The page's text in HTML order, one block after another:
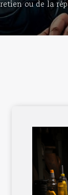
ou de la
prix pratiqués
une